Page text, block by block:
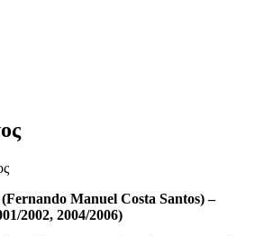
Manuel Costa Santos) –
2002, 2004/2006)